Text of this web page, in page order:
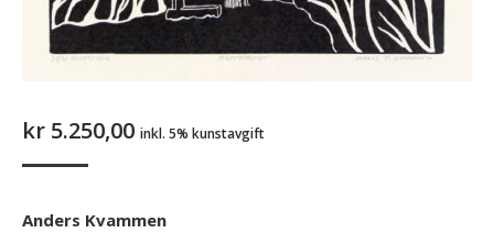
kr 5.250,00 inkl. 5% kunstavgift
Anders Kvammen